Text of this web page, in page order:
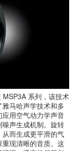
系列，该技术
马哈声学技术和多
用空气动力学声音
声生成机制。旋转
而生成更平滑的气
现清晰的音质。这